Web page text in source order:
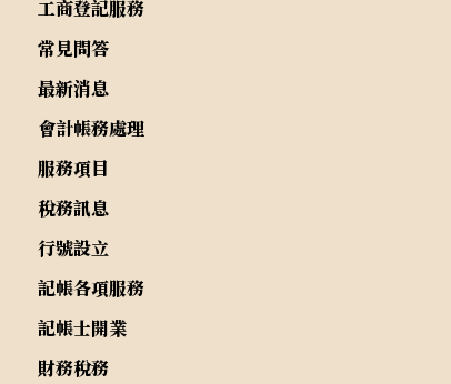
工商登記服務
常見問答
最新消息
會計帳務處理
服務項目
稅務訊息
行號設立
記帳各項服務
記帳士開業
財務稅務